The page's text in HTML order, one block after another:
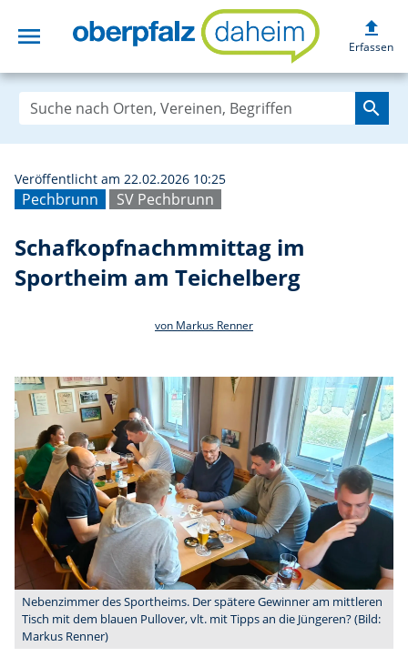
menu upload
Erfassen
search
Pechbrunn SV Pechbrunn
Veröffentlicht am 22.02.2026 10:25
Schafkopfnachmmittag im
Sportheim am Teichelberg
von Markus Renner
Nebenzimmer des Sportheims. Der spätere Gewinner am mittleren
Tisch mit dem blauen Pullover, vlt. mit Tipps an die Jüngeren? (Bild:
Markus Renner)